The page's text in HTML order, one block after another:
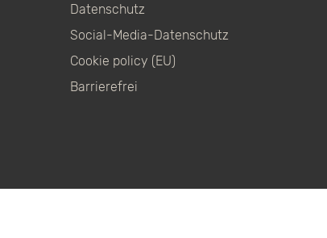
Datenschutz
Social-Media-Datenschutz
Cookie policy (EU)
Barrierefrei